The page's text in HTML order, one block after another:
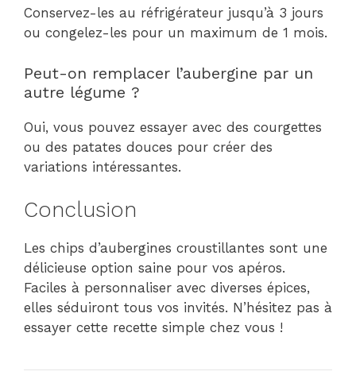
Conservez-les au réfrigérateur jusqu’à 3 jours
ou congelez-les pour un maximum de 1 mois.
Peut-on remplacer l’aubergine par un
autre légume ?
Oui, vous pouvez essayer avec des courgettes
ou des patates douces pour créer des
variations intéressantes.
Conclusion
Les chips d’aubergines croustillantes sont une
délicieuse option saine pour vos apéros.
Faciles à personnaliser avec diverses épices,
elles séduiront tous vos invités. N’hésitez pas à
essayer cette recette simple chez vous !